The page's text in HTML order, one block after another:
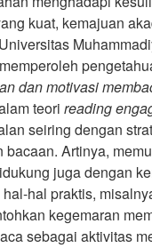
kuat, kemajuan
dan motivasi
teori reading
seiring dengan
Artinya,
juga dengan
hal praktis,
kegemaran
sebagai aktivitas